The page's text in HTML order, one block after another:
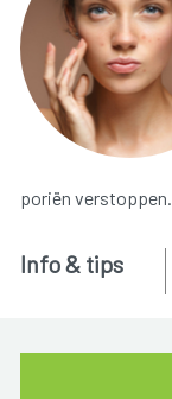
poriën verstoppen.
Info & tips